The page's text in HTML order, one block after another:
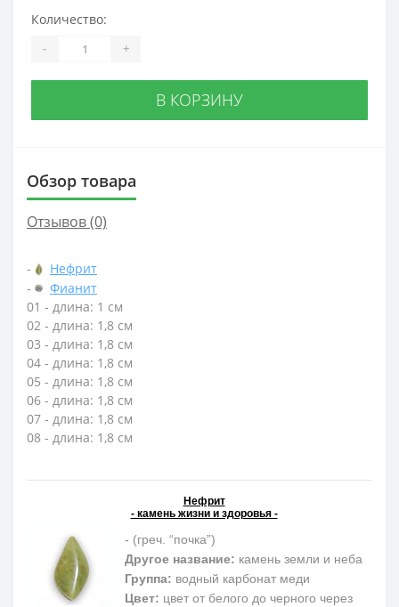
Количество:
- +
В КОРЗИНУ
Обзор товара
Отзывов (0)
-
Нефрит
-
Фианит
01 - длина: 1 см
02 - длина: 1,8 см
03 - длина: 1,8 см
04 - длина: 1,8 см
05 - длина: 1,8 см
06 - длина: 1,8 см
07 - длина: 1,8 см
08 - длина: 1,8 см
Нефрит
- камень жизни и здоровья -
- (греч. “почка”)
Другое название: камень земли и неба
Группа: водный карбонат меди
Цвет: цвет от белого до черного через